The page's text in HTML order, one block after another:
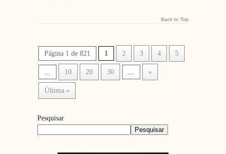
Back to Top
Página 1 de 821 1 2 3 4 5
... 10 20 30 ... »
Última »
Pesquisar
Pesquisar